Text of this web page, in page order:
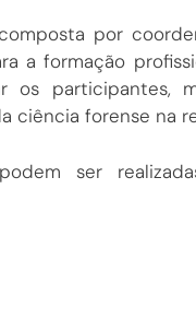
por
a formação
os participantes,
ciência forense na
ser